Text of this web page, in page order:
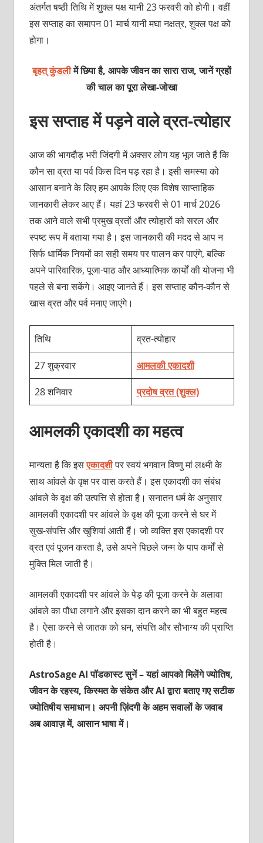
अंतर्गत षष्‍ठी तिथि में शुक्‍ल पक्ष यानी 23 फरवरी को होगी। वहीं
इस सप्ताह का समापन 01 मार्च यानी मघा नक्षत्र, शुक्‍ल पक्ष को
होगा।
बृहत् कुंडलीमें छिपा है, आपके जीवन का सारा राज, जानें ग्रहों
की चाल का पूरा लेखा-जोखा
इस सप्ताह में पड़ने वाले व्रत-त्‍योहार
आज की भागदौड़ भरी जिंदगी में अक्सर लोग यह भूल जाते हैं कि
कौन सा व्रत या पर्व किस दिन पड़ रहा है। इसी समस्या को
आसान बनाने के लिए हम आपके लिए एक विशेष साप्ताहिक
जानकारी लेकर आए हैं। यहां 23 फरवरी से 01 मार्च 2026
तक आने वाले सभी प्रमुख व्रतों और त्योहारों को सरल और
स्पष्ट रूप में बताया गया है। इस जानकारी की मदद से आप न
सिर्फ धार्मिक नियमों का सही समय पर पालन कर पाएंगे, बल्कि
अपने पारिवारिक, पूजा-पाठ और आध्यात्मिक कार्यों की योजना भी
पहले से बना सकेंगे। आइए जानते हैं। इस सप्ताह कौन-कौन से
खास व्रत और पर्व मनाए जाएंगे।
तिथि व्रत-त्‍योहार
27 शुक्रवार आमलकी एकादशी
28 शनिवार प्रदोष व्रत (शुक्ल)
आमलकी एकादशी का महत्‍व
मान्‍यता है कि इसएकादशीपर स्‍वयं भगवान विष्‍णु मां लक्ष्‍मी के
साथ आंवले के वृक्ष पर वास करते हैं। इस एकादशी का संबंध
आंवले के वृक्ष की उत्‍पत्ति से होता है। सनातन धर्म के अनुसार
आमलकी एकादशी पर आंवले के वृक्ष की पूजा करने से घर में
सुख-संपत्ति और खुशियां आती हैं। जो व्‍यक्‍ति इस एकादशी पर
व्रत एवं पूजन करता है, उसे अपने पिछले जन्‍म के पाप कर्मों से
मुक्‍ति मिल जाती है।
आमलकी एकादशी पर आंवले के पेड़ की पूजा करने के अलावा
आंवले का पौधा लगाने और इसका दान करने का भी बहुत महत्‍व
है। ऐसा करने से जातक को धन, संपत्ति और सौभाग्‍य की प्राप्ति
होती है।
AstroSage AI पॉडकास्ट सुनें – यहां आपको मिलेंगे ज्योतिष,
जीवन के रहस्य, किस्मत के संकेत और AI द्वारा बताए गए सटीक
ज्योतिषीय समाधान। अपनी ज़िंदगी के अहम सवालों के जवाब
अब आवाज़ में, आसान भाषा में।